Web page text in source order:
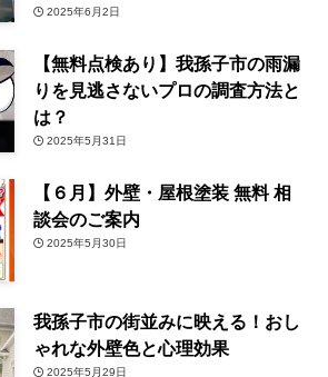
2025年6月2日
【無料点検あり】我孫子市の雨漏
りを見逃さないプロの調査方法と
は？
2025年5月31日
【６月】外壁・屋根塗装 無料 相
談会のご案内
2025年5月30日
我孫子市の街並みに映える！おし
ゃれな外壁色と心理効果
2025年5月29日